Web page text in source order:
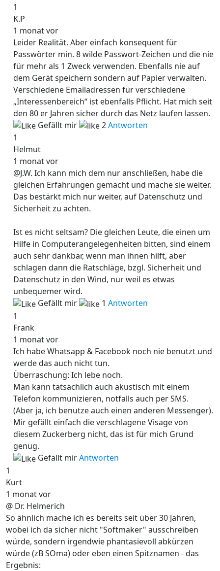
1
K.P
1 monat vor
Leider Realität. Aber einfach konsequent für
Passwörter min. 8 wilde Passwort-Zeichen und die nie
für mehr als 1 Zweck verwenden. Ebenfalls nie auf
dem Gerät speichern sondern auf Papier verwalten.
Verschiedene Emailadressen für verschiedene
„Interessenbereich“ ist ebenfalls Pflicht. Hat mich seit
den 80 er Jahren sicher durch das Netz laufen lassen.
Gefällt mir
2Antworten
1
Helmut
1 monat vor
@J.W. Ich kann mich dem nur anschließen, habe die
gleichen Erfahrungen gemacht und mache sie weiter.
Das bestärkt mich nur weiter, auf Datenschutz und
Sicherheit zu achten.
Ist es nicht seltsam? Die gleichen Leute, die einen um
Hilfe in Computerangelegenheiten bitten, sind einem
auch sehr dankbar, wenn man ihnen hilft, aber
schlagen dann die Ratschläge, bzgl. Sicherheit und
Datenschutz in den Wind, nur weil es etwas
unbequemer wird.
Gefällt mir
1 Antworten
1
Frank
1 monat vor
Ich habe Whatsapp & Facebook noch nie benutzt und
werde das auch nicht tun.
Überraschung: Ich lebe noch.
Man kann tatsächlich auch akustisch mit einem
Telefon kommunizieren, notfalls auch per SMS.
(Aber ja, ich benutze auch einen anderen Messenger).
Mir gefällt einfach die verschlagene Visage von
diesem Zuckerberg nicht, das ist für mich Grund
genug.
Gefällt mirAntworten
1
Kurt
1 monat vor
@ Dr. Helmerich
So ähnlich mache ich es bereits seit über 30 Jahren,
wobei ich da sicher nicht "Softmaker" ausschreiben
würde, sondern irgendwie phantasievoll abkürzen
würde (zB SOma) oder eben einen Spitznamen - das
Ergebnis: